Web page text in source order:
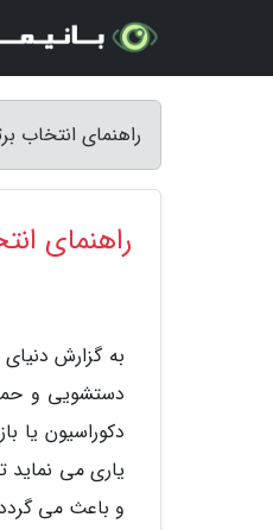
راهنمای انتخاب
راهنمای
به گزارش
دستشویی و
دکوراسیون یا
یاری می نماید
و باعث می